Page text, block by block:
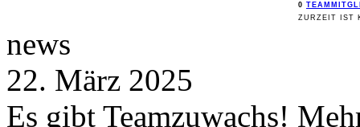
0
ZURZEIT IST
news
22. März 2025
Es gibt Teamzuwachs!